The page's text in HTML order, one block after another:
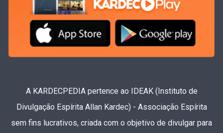
A KARDECPEDIA pertence ao IDEAK (Instituto de
Divulgação Espírita Allan Kardec) - Associação Espírita
sem fins lucrativos, criada com o objetivo de divulgar para